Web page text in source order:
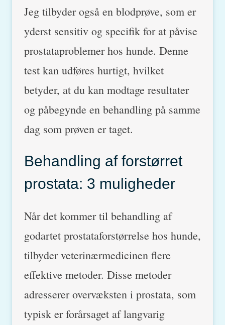
Jeg tilbyder også en blodprøve, som er
yderst sensitiv og specifik for at påvise
prostataproblemer hos hunde. Denne
test kan udføres hurtigt, hvilket
betyder, at du kan modtage resultater
og påbegynde en behandling på samme
dag som prøven er taget.
Behandling af forstørret
prostata: 3 muligheder
Når det kommer til behandling af
godartet prostataforstørrelse hos hunde,
tilbyder veterinærmedicinen flere
effektive metoder. Disse metoder
adresserer overvæksten i prostata, som
typisk er forårsaget af langvarig